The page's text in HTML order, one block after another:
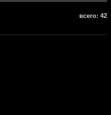
всего: 42